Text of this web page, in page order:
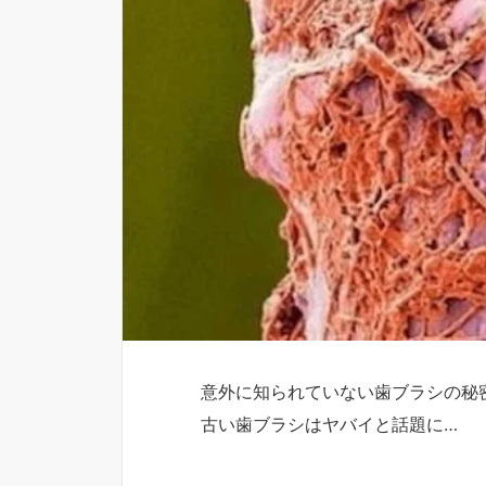
意外に知られていない歯ブラシの
古い歯ブラシはヤバイと話題に…